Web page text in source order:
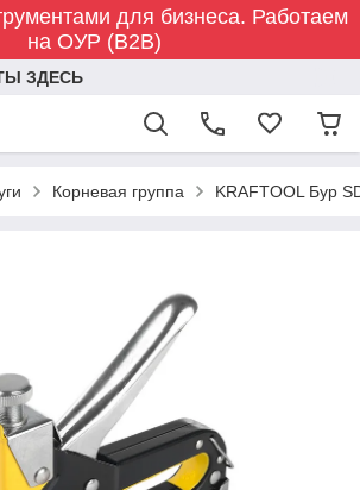
для бизнеса. Работаем
на ОУР (B2B)
ЗДЕСЬ
Корневая группа KRAFTOOL Бур